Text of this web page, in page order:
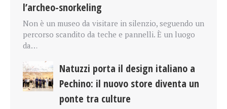
l’archeo-snorkeling
Non è un museo da visitare in silenzio, seguendo un
percorso scandito da teche e pannelli. È un luogo
da…
Natuzzi porta il design italiano a
Pechino: il nuovo store diventa un
ponte tra culture